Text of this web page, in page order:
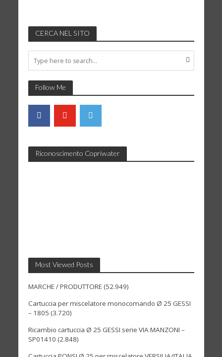
CERCA NEL SITO
Follow Me
Riconoscimento Copriwater
Most Viewed Posts
MARCHE / PRODUTTORE(52.949)
Cartuccia per miscelatore monocomando Ø 25 GESSI
– 1805 (3.720)
Ricambio cartuccia Ø 25 GESSI serie VIA MANZONI –
SP01410 (2.848)